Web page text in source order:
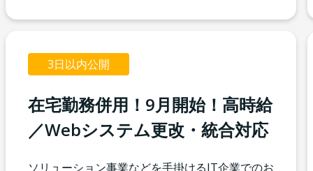
3日以内公開
在宅勤務併用！9月開始！高時給
／Webシステム更改・統合対応
ソリューション事業などを手掛けるIT企業でのお